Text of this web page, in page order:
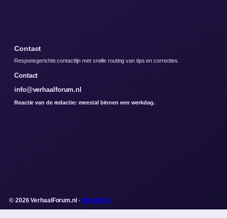
Contact
Responsgerichte contactlijn met snelle routing van tips en correcties.
Contact
info@verhaalforum.nl
Reactie van de redactie: meestal binnen een werkdag.
© 2026 VerhaalForum.nl · WorldRSS